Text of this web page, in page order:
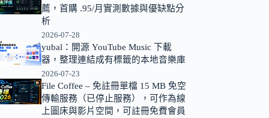
薦，首購 .95/月實測數據與優缺點分
析
2026-07-28
yubal：開源 YouTube Music 下載
器，整理連結成有標籤的本地音樂庫
2026-07-23
File Coffee – 免註冊單檔 15 MB 免空
傳輸服務（已停止服務），可作為線
上圖床與影片空間，可註冊免費會員